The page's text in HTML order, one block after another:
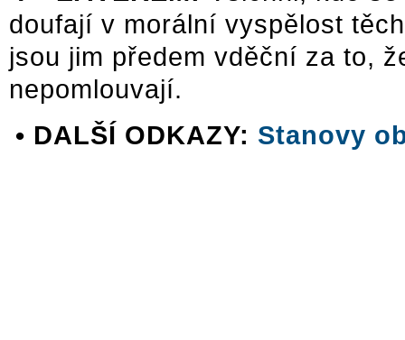
doufají v morální vyspělost
jsou jim předem vděční za to,
nepomlouvají.
• DALŠÍ ODKAZY: Stanovy